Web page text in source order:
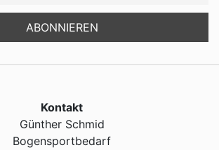
Kontakt
Günther Schmid
Bogensportbedarf